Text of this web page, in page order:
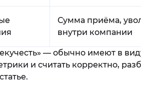
Сумма приёма,
внутри компании
— обычно имеют в
и считать корректно,